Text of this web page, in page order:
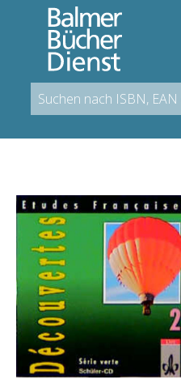
springen
Bildergalerie überspringen